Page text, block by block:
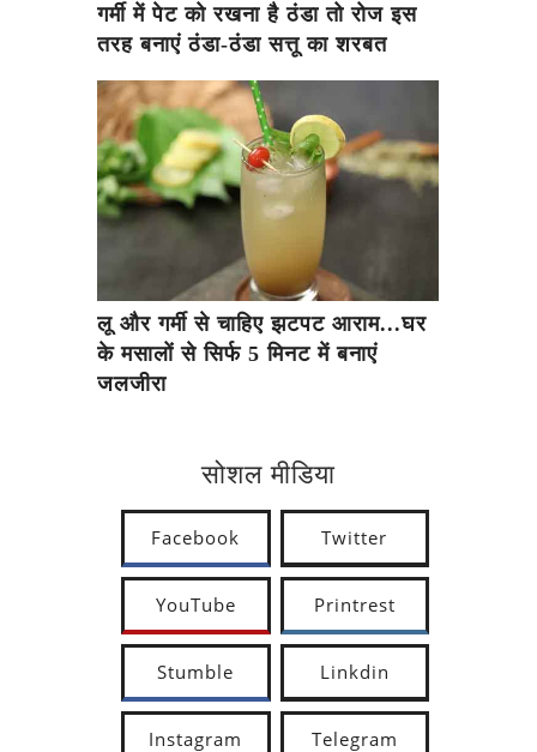
गर्मी में पेट को रखना है ठंडा तो रोज इस
तरह बनाएं ठंडा-ठंडा सत्तू का शरबत
लू और गर्मी से चाहिए झटपट आराम...घर
के मसालों से सिर्फ 5 मिनट में बनाएं
जलजीरा
सोशल मीडिया
Facebook Twitter
YouTube Printrest
Stumble Linkdin
Instagram Telegram